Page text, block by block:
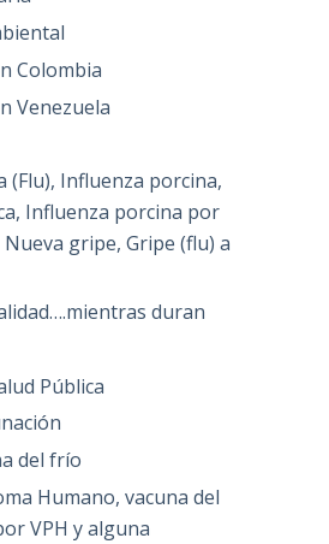
Colombia
Venezuela
(Flu), Influenza porcina,
Influenza porcina por
gripe, Gripe (flu) a
duran
Pública
del frío
Humano, vacuna del
VPH y alguna